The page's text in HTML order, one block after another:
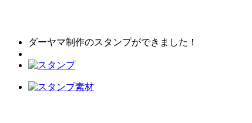
ダーヤマ制作のスタンプができました！